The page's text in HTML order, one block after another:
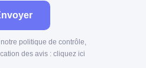
politique de contrôle,
des avis : cliquez ici